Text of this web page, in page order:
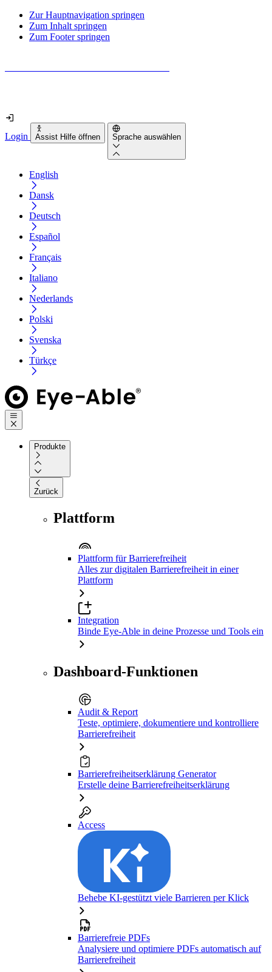
Zur Hauptnavigation springen
Zum Inhalt springen
Zum Footer springen
Login Assist Hilfe öffnen Sprache auswählen
English
Dansk
Deutsch
Español
Français
Italiano
Nederlands
Polski
Svenska
Türkçe
Produkte
Zurück
Plattform
Plattform für Barrierefreiheit
Alles zur digitalen Barrierefreiheit in einer
Plattform
Integration
Binde Eye-Able in deine Prozesse und Tools ein
Dashboard-Funktionen
Audit & Report
Teste, optimiere, dokumentiere und kontrolliere
Barrierefreiheit
Barrierefreiheitserklärung Generator
Erstelle deine Barrierefreiheitserklärung
Access
Behebe KI-gestützt viele Barrieren per Klick
Barrierefreie PDFs
Analysiere und optimiere PDFs automatisch auf
Barrierefreiheit